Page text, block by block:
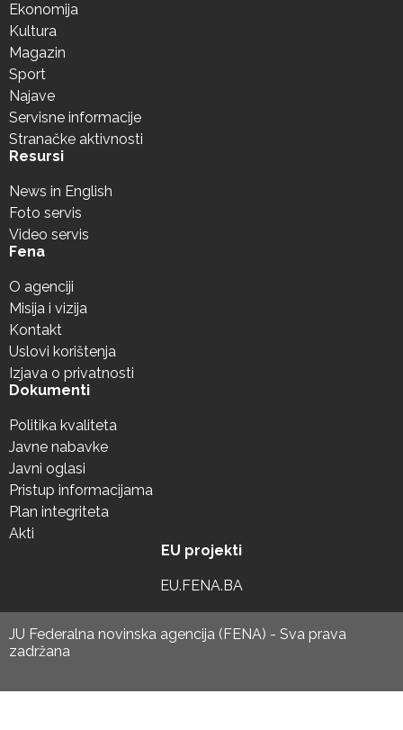
Ekonomija
Kultura
Magazin
Sport
Najave
Servisne informacije
Stranačke aktivnosti
Resursi
News in English
Foto servis
Video servis
Fena
O agenciji
Misija i vizija
Kontakt
Uslovi korištenja
Izjava o privatnosti
Dokumenti
Politika kvaliteta
Javne nabavke
Javni oglasi
Pristup informacijama
Plan integriteta
Akti
EU projekti
EU.FENA.BA
JU Federalna novinska agencija (FENA) - Sva prava
zadržana